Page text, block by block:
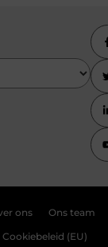
ons Ons team
Cookiebeleid (EU)